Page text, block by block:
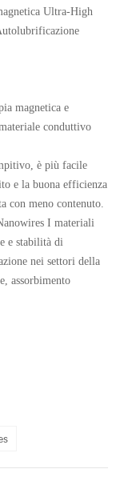
Ultra-High
magnetica e
conduttivo
è più facile
e la buona efficienza
con meno contenuto.
I materiali
e stabilità di
nei settori della
assorbimento